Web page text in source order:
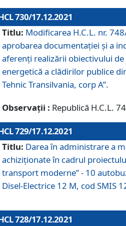
730/17.12.2021
Titlu: Modificarea H.C.L. nr.
aprobarea documentației și a
aferenți realizării obiectivului de
energetică a clădirilor publice
Tehnic Transilvania, corp A”.
Observații : Republică H.C.L.
729/17.12.2021
Titlu: Darea în administrare a
achiziționate în cadrul
transport moderne” - 10
Disel-Electrice 12 M, cod SMIS
728/17.12.2021